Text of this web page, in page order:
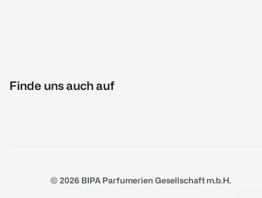
Finde uns auch auf
© 2026 BIPA Parfumerien Gesellschaft m.b.H.